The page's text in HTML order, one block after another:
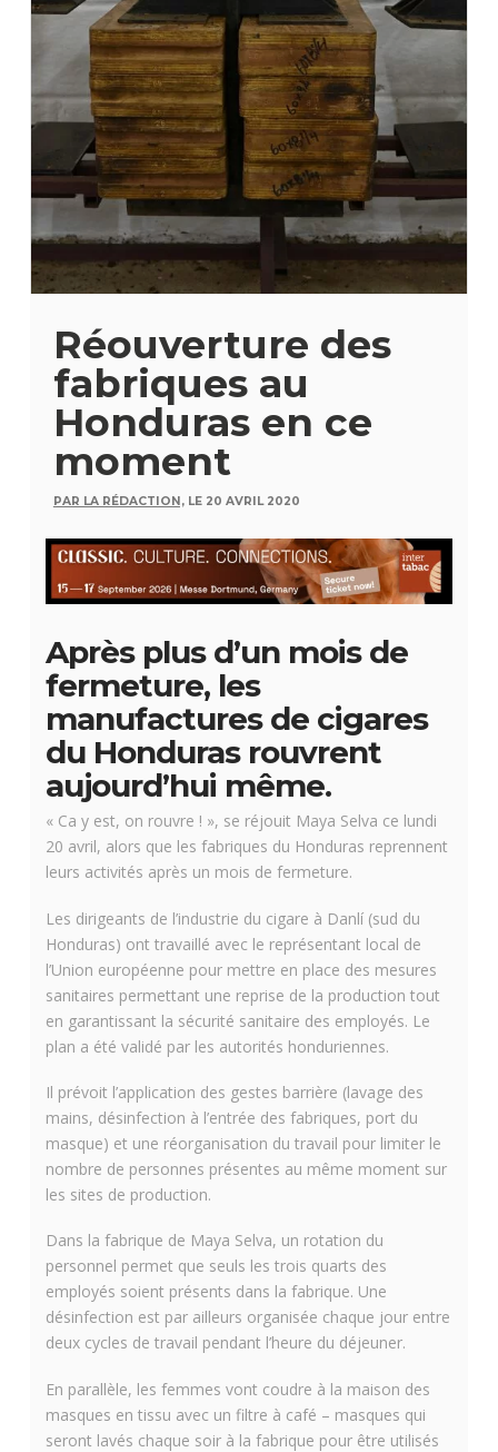
Réouverture des
fabriques au
Honduras en ce
moment
PAR LA RÉDACTION, LE 20 AVRIL 2020
Après plus d’un mois de
fermeture, les
manufactures de cigares
du Honduras rouvrent
aujourd’hui même.
« Ca y est, on rouvre ! », se réjouit Maya Selva ce lundi
20 avril, alors que les fabriques du Honduras reprennent
leurs activités après un mois de fermeture.
Les dirigeants de l’industrie du cigare à Danlí (sud du
Honduras) ont travaillé avec le représentant local de
l’Union européenne pour mettre en place des mesures
sanitaires permettant une reprise de la production tout
en garantissant la sécurité sanitaire des employés. Le
plan a été validé par les autorités honduriennes.
Il prévoit l’application des gestes barrière (lavage des
mains, désinfection à l’entrée des fabriques, port du
masque) et une réorganisation du travail pour limiter le
nombre de personnes présentes au même moment sur
les sites de production.
Dans la fabrique de Maya Selva, un rotation du
personnel permet que seuls les trois quarts des
employés soient présents dans la fabrique. Une
désinfection est par ailleurs organisée chaque jour entre
deux cycles de travail pendant l’heure du déjeuner.
En parallèle, les femmes vont coudre à la maison des
masques en tissu avec un filtre à café – masques qui
seront lavés chaque soir à la fabrique pour être utilisés